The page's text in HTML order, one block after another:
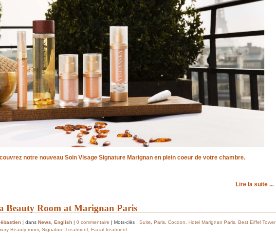
notre nouveau Soin Visage Signature Marignan en plein coeur de votre chambre.
Lire la suite ...
Beauty Room at Marignan Paris
| dans News English | 0 commentaire | Mots-clés : Suite Paris Cocoon Hotel Marignan Paris Best Eiffel Tower
Beauty room Signature Treatment Facial treatment